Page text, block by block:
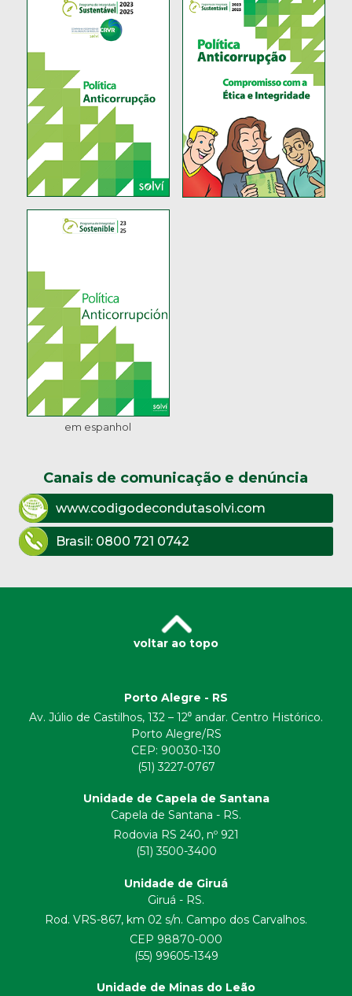
em espanhol
Canais de comunicação e denúncia
www.codigodecondutasolvi.com
Brasil: 0800 721 0742
voltar ao topo
Porto Alegre - RS
Av. Júlio de Castilhos, 132 – 12⁰ andar. Centro Histórico.
Porto Alegre/RS
CEP: 90030-130
(51) 3227-0767
Unidade de Capela de Santana
Capela de Santana - RS.
Rodovia RS 240, nº 921
(51) 3500-3400
Unidade de Giruá
Giruá - RS.
Rod. VRS-867, km 02 s/n. Campo dos Carvalhos.
CEP 98870-000
(55) 99605-1349
Unidade de Minas do Leão